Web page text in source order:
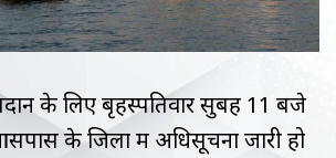
के लिए बृहस्पतिवार सुबह 11 बजे
के जिलों में अधिसूचना जारी हो